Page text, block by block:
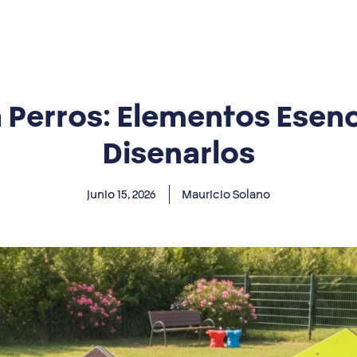
Elementos
Disenarlos
junio 15, 2026 Mauricio Solano